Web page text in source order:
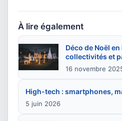
À lire également
Déco de Noël
collectivités et
16 novembre
High-tech : smartphones,
5 juin 2026